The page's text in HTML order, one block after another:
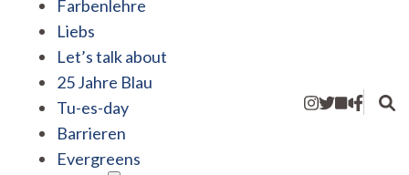
Farbenlehre
Liebs
Let’s talk about
25 Jahre Blau
Tu-es-day
Barrieren
Evergreens